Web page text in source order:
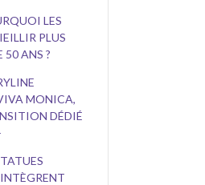
LES
PLUS
50 ANS ?
MONICA,
DÉDIÉ